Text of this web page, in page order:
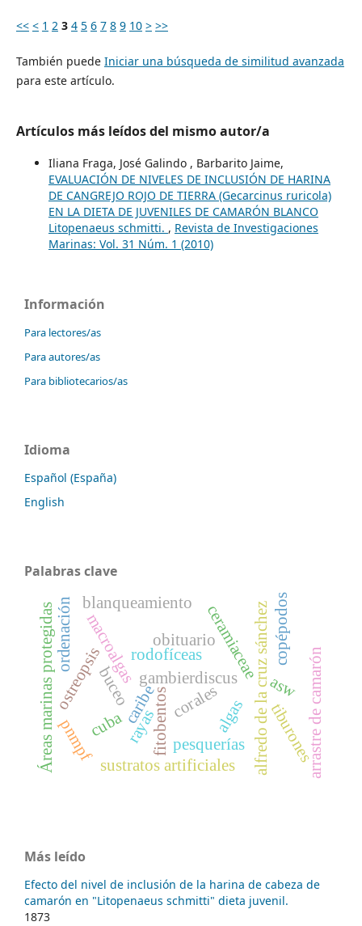
<< < 1 2 3 4 5 6 7 8 9 10 > >>
También puede Iniciar una búsqueda de similitud avanzada
para este artículo.
Artículos más leídos del mismo autor/a
Iliana Fraga, José Galindo , Barbarito Jaime,
EVALUACIÓN DE NIVELES DE INCLUSIÓN DE HARINA
DE CANGREJO ROJO DE TIERRA (Gecarcinus ruricola)
EN LA DIETA DE JUVENILES DE CAMARÓN BLANCO
Litopenaeus schmitti. , Revista de Investigaciones
Marinas: Vol. 31 Núm. 1 (2010)
Información
Para lectores/as
Para autores/as
Para bibliotecarios/as
Idioma
Español (España)
English
Palabras clave
caribe
ceramiaceae
macroalgasrodofíceas
fitobentos
obituario alfredo de la cruz sánchez
cuba
sustratos artificiales
gambierdiscus
ostreopsis
Áreas marinas protegidas algas
blanqueamiento
corales
pnmpf tiburones
rayas arrastre de camarón
pesquerías
ordenación
asw
buceo
copépodos
Más leído
Efecto del nivel de inclusión de la harina de cabeza de
camarón en "Litopenaeus schmitti" dieta juvenil.
1873